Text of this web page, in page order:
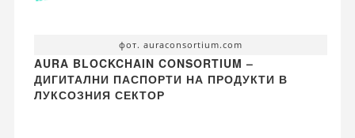
фот. auraconsortium.com
AURA BLOCKCHAIN CONSORTIUM –
ДИГИТАЛНИ ПАСПОРТИ НА ПРОДУКТИ В
ЛУКСОЗНИЯ СЕКТОР